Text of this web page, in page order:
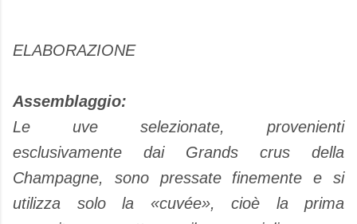
ELABORAZIONE
Assemblaggio:
Le uve selezionate, provenienti
esclusivamente dai Grands crus della
Champagne, sono pressate finemente e si
utilizza solo la «cuvée», cioè la prima